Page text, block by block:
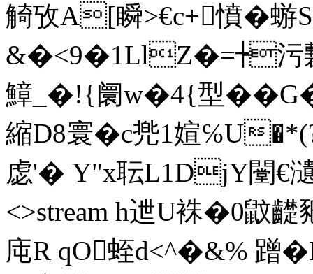
觭攷A[瞬>€c+憤�
&�<9�1LlZ�=┾污磛
鱆_�!{阛w�4{型
縮D8寰�c兠1媗℅U
虙'� Y"x耺L1DjY闛€
<>stream h迣U袾�0鼤
庉R qO蛭d<^�&% 蹭�